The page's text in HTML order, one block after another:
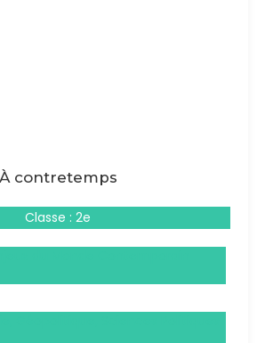
À contretemps
Classe : 2e